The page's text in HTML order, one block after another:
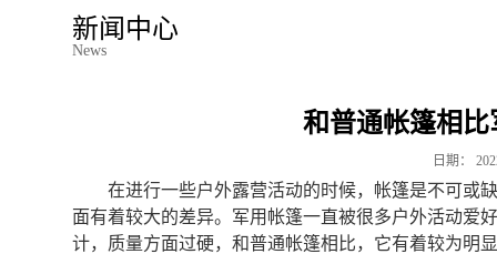
新闻中心
News
和普通帐篷相
日期：
在进行一些户外露营活动的时候，帐篷是不可或
面有着较大的差异。军用帐篷一直被很多户外活动爱
计，质量方面过硬，和普通帐篷相比，它有着较为明